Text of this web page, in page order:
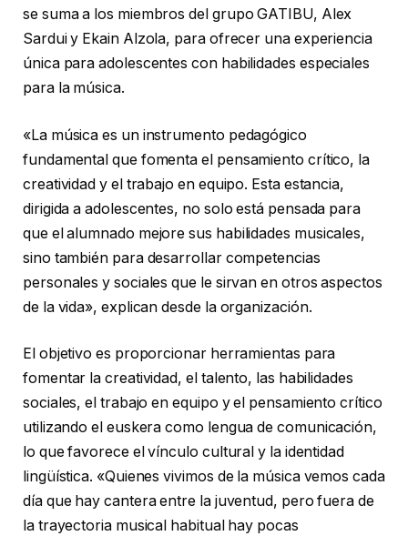
se suma a los miembros del grupo GATIBU, Alex
Sardui y Ekain Alzola, para ofrecer una experiencia
única para adolescentes con habilidades especiales
para la música.
«La música es un instrumento pedagógico
fundamental que fomenta el pensamiento crítico, la
creatividad y el trabajo en equipo. Esta estancia,
dirigida a adolescentes, no solo está pensada para
que el alumnado mejore sus habilidades musicales,
sino también para desarrollar competencias
personales y sociales que le sirvan en otros aspectos
de la vida», explican desde la organización.
El objetivo es proporcionar herramientas para
fomentar la creatividad, el talento, las habilidades
sociales, el trabajo en equipo y el pensamiento crítico
utilizando el euskera como lengua de comunicación,
lo que favorece el vínculo cultural y la identidad
lingüística. «Quienes vivimos de la música vemos cada
día que hay cantera entre la juventud, pero fuera de
la trayectoria musical habitual hay pocas